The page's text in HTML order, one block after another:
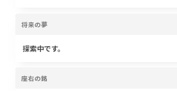
将来の夢
探索中です。
座右の銘